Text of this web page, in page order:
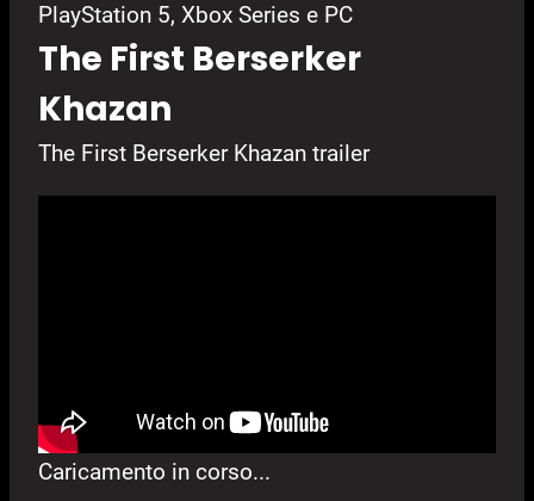
PlayStation 5, Xbox Series e PC
The First Berserker
Khazan
The First Berserker Khazan trailer
Caricamento in corso...